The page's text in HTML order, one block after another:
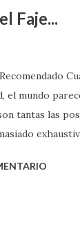
Faje...
el mundo
tantas las
hubieras